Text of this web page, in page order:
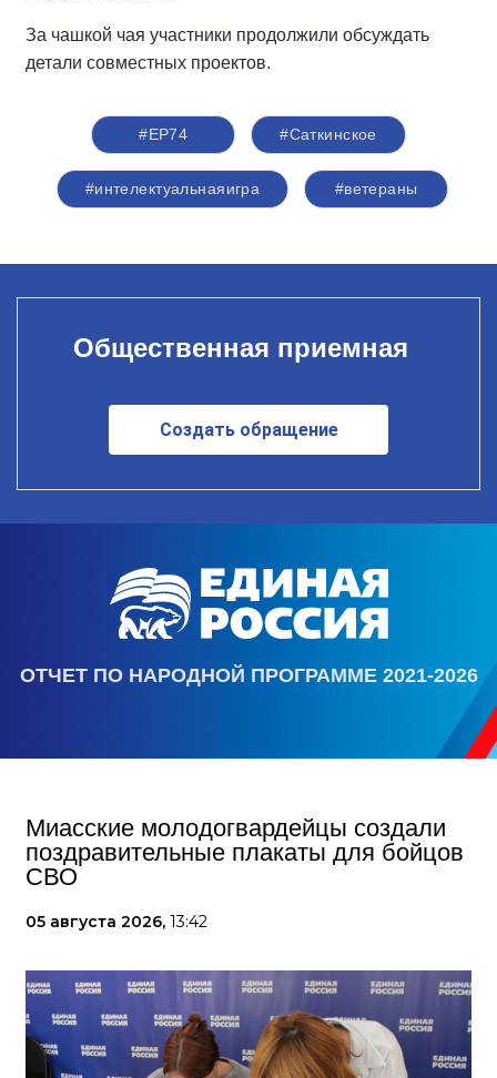
За чашкой чая участники продолжили обсуждать
детали совместных проектов.
#ЕР74 #Саткинское
#интелектуальнаяигра #ветераны
Общественная приемная
Создать обращение
ОТЧЕТ ПО НАРОДНОЙ ПРОГРАММЕ 2021-2026
Миасские молодогвардейцы создали
поздравительные плакаты для бойцов
СВО
05 августа 2026, 13:42